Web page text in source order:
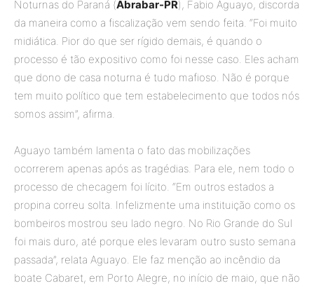
Noturnas do Paraná (Abrabar-PR), Fabio Aguayo, discorda
da maneira como a fiscalização vem sendo feita. “Foi muito
midiática. Pior do que ser rígido demais, é quando o
processo é tão expositivo como foi nesse caso. Eles acham
que dono de casa noturna é tudo mafioso. Não é porque
tem muito político que tem estabelecimento que todos nós
somos assim”, afirma.
Aguayo também lamenta o fato das mobilizações
ocorrerem apenas após as tragédias. Para ele, nem todo o
processo de checagem foi lícito. “Em outros estados a
propina correu solta. Infelizmente uma instituição como os
bombeiros mostrou seu lado negro. No Rio Grande do Sul
foi mais duro, até porque eles levaram outro susto semana
passada”, relata Aguayo. Ele faz menção ao incêndio da
boate Cabaret, em Porto Alegre, no início de maio, que não